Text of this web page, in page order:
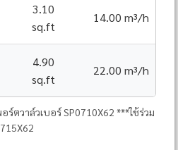
3.10
sq.ft
14.00 m³/h
4.90
sq.ft
22.00 m³/h
ตวาล์วเบอร์ SP0710X62 ***ใช้ร่วม